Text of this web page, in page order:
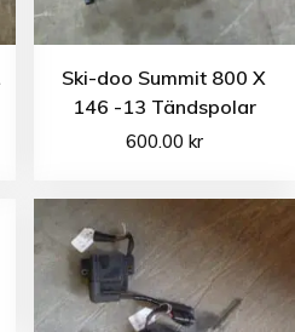
Ski-doo Summit 800 X
146 -13 Tändspolar
600.00 kr